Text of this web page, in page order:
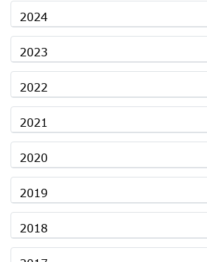
2024
2023
2022
2021
2020
2019
2018